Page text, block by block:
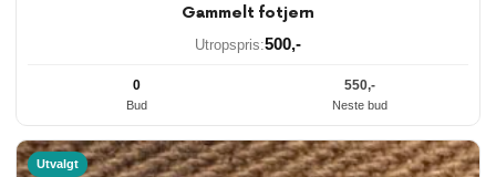
Gammelt fotjern
Utropspris:500,-
0
Bud
550,-
Neste bud
Utvalgt